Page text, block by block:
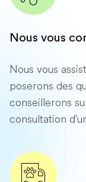
Nous vous
Nous vous
poserons des
conseillerons
consultation